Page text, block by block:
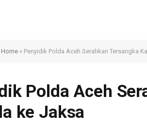
Home » Penyidik Polda Aceh Serahkan Tersangka
Polda Aceh
ke Jaksa